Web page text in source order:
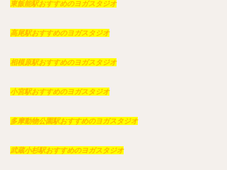
東飯能駅おすすめのヨガスタジオ
高尾駅おすすめのヨガスタジオ
相模原駅おすすめのヨガスタジオ
小宮駅おすすめのヨガスタジオ
多摩動物公園駅おすすめのヨガスタジオ
武蔵小杉駅おすすめのヨガスタジオ